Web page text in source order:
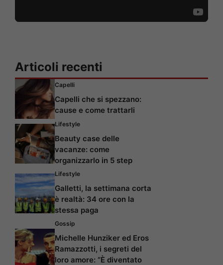
Articoli recenti
Capelli
Capelli che si spezzano:
cause e come trattarli
Lifestyle
Beauty case delle
vacanze: come
organizzarlo in 5 step
Lifestyle
Galletti, la settimana corta
è realtà: 34 ore con la
stessa paga
Gossip
Michelle Hunziker ed Eros
Ramazzotti, i segreti del
loro amore: “È diventato